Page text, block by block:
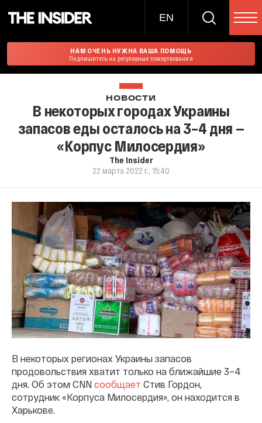
EN
НАМ ОЧЕНЬ НУЖНА ВАША ПОМОЩЬ
Подпишитесь на регулярные пожертвования
НОВОСТИ
В некоторых городах Украины
запасов еды осталось на 3–4 дня —
«Корпус Милосердия»
The Insider
22 марта 2022 г., 15:40
В некоторых регионах Украины запасов
продовольствия хватит только на ближайшие 3–4
дня. Об этом CNN сообщает Стив Гордон,
сотрудник «Корпуса Милосердия», он находится в
Харькове.